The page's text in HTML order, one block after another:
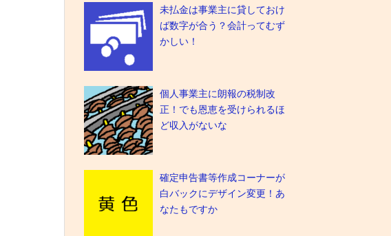
未払金は事業主に貸しておけ
ば数字が合う？会計ってむず
かしい！
個人事業主に朗報の税制改
正！でも恩恵を受けられるほ
ど収入がないな
確定申告書等作成コーナーが
白バックにデザイン変更！あ
なたもですか